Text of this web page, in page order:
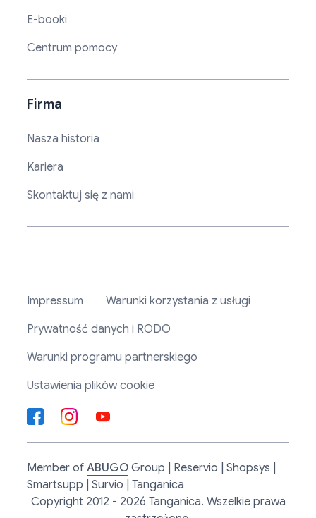
E-booki
Centrum pomocy
Firma
Nasza historia
Kariera
Skontaktuj się z nami
Impressum
Warunki korzystania z usługi
Prywatność danych i RODO
Warunki programu partnerskiego
Ustawienia plików cookie
Member of ABUGO Group | Reservio | Shopsys |
Smartsupp | Survio | Tanganica
Copyright 2012 - 2026 Tanganica. Wszelkie prawa